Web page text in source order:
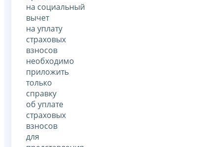
на социальный
вычет
на уплату
страховых
взносов
необходимо
приложить
только
справку
об уплате
страховых
взносов
для